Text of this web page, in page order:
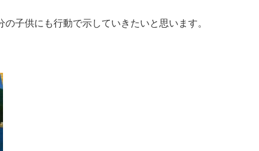
子供にも行動で示していきたいと思います。